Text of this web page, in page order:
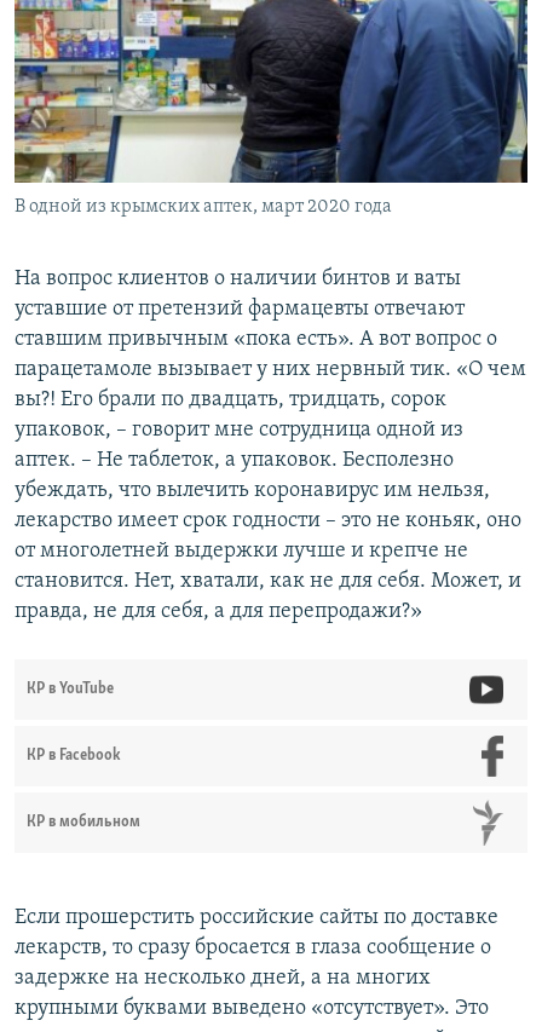
В одной из крымских аптек, март 2020 года
На вопрос клиентов о наличии бинтов и ваты
уставшие от претензий фармацевты отвечают
ставшим привычным «пока есть». А вот вопрос о
парацетамоле вызывает у них нервный тик. «О чем
вы?! Его брали по двадцать, тридцать, сорок
упаковок, – говорит мне сотрудница одной из
аптек. – Не таблеток, а упаковок. Бесполезно
убеждать, что вылечить коронавирус им нельзя,
лекарство имеет срок годности – это не коньяк, оно
от многолетней выдержки лучше и крепче не
становится. Нет, хватали, как не для себя. Может, и
правда, не для себя, а для перепродажи?»
КР в YouTube
КР в Facebook
КР в мобильном
Если прошерстить российские сайты по доставке
лекарств, то сразу бросается в глаза сообщение о
задержке на несколько дней, а на многих
крупными буквами выведено «отсутствует». Это